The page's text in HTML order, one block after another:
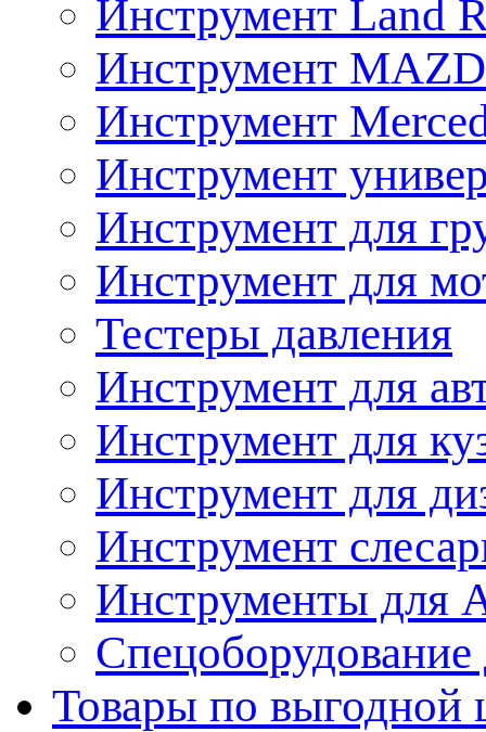
Инструмент Land
Инструмент
Инструмент
Инструмент
Инструмент для
Инструмент для
Тестеры давления
Инструмент для
Инструмент для
Инструмент для
Инструмент
Инструменты
Спецоборудование
Товары по выгодной